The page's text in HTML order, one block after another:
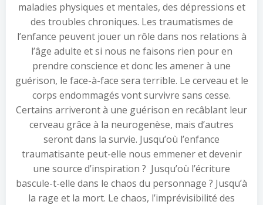
maladies physiques et mentales, des dépressions et
des troubles chroniques. Les traumatismes de
l’enfance peuvent jouer un rôle dans nos relations à
l’âge adulte et si nous ne faisons rien pour en
prendre conscience et donc les amener à une
guérison, le face-à-face sera terrible. Le cerveau et le
corps endommagés vont survivre sans cesse.
Certains arriveront à une guérison en recâblant leur
cerveau grâce à la neurogenèse, mais d’autres
seront dans la survie. Jusqu’où l’enfance
traumatisante peut-elle nous emmener et devenir
une source d’inspiration ? Jusqu’où l’écriture
bascule-t-elle dans le chaos du personnage ? Jusqu’à
la rage et la mort. Le chaos, l’imprévisibilité des